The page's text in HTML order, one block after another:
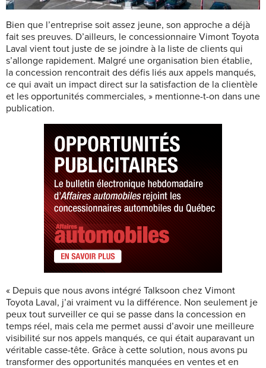
Bien que l’entreprise soit assez jeune, son approche a déjà
fait ses preuves. D’ailleurs, le concessionnaire Vimont Toyota
Laval vient tout juste de se joindre à la liste de clients qui
s’allonge rapidement. Malgré une organisation bien établie,
la concession rencontrait des défis liés aux appels manqués,
ce qui avait un impact direct sur la satisfaction de la clientèle
et les opportunités commerciales, » mentionne-t-on dans une
publication.
« Depuis que nous avons intégré Talksoon chez Vimont
Toyota Laval, j’ai vraiment vu la différence. Non seulement je
peux tout surveiller ce qui se passe dans la concession en
temps réel, mais cela me permet aussi d’avoir une meilleure
visibilité sur nos appels manqués, ce qui était auparavant un
véritable casse-tête. Grâce à cette solution, nous avons pu
transformer des opportunités manquées en ventes et en